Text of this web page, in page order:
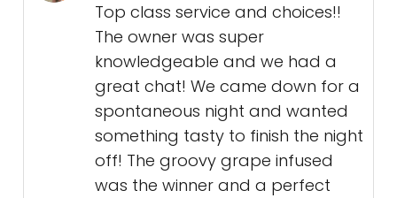
Top class service and choices!!
The owner was super
knowledgeable and we had a
great chat! We came down for a
spontaneous night and wanted
something tasty to finish the night
off! The groovy grape infused
was the winner and a perfect